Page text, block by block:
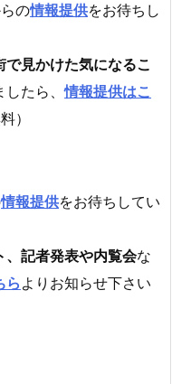
の情報提供をお待ちし
見かけた気になるこ
したら、情報提供はこ
）
情報提供をお待ちしてい
、記者発表や内覧会な
ら よりお知らせ下さい